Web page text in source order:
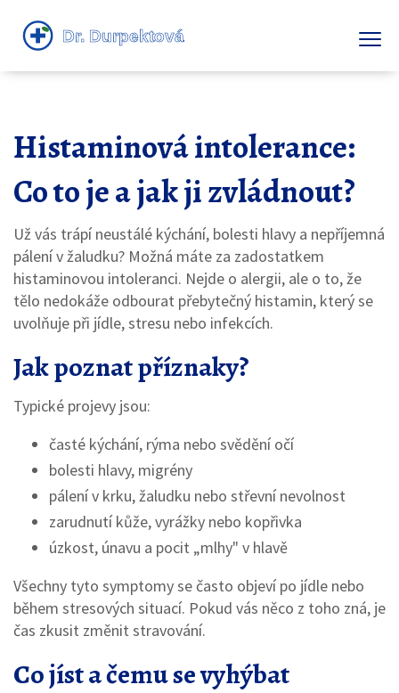
Histaminová intolerance:
Co to je a jak ji zvládnout?
Už vás trápí neustálé kýchání, bolesti hlavy a nepříjemná
pálení v žaludku? Možná máte za zados­tatkem
histaminovou intoleranci. Nejde o alergii, ale o to, že
tělo nedokáže odbourat přebytečný histamin, který se
uvolňuje při jídle, stresu nebo infekcích.
Jak poznat příznaky?
Typické projevy jsou:
časté kýchání, rýma nebo svědění očí
bolesti hlavy, migrény
pálení v krku, žaludku nebo střevní nevolnost
zarudnutí kůže, vyrážky nebo kopřivka
úzkost, únavu a pocit „mlhy" v hlavě
Všechny tyto symptomy se často objeví po jídle nebo
během stresových situací. Pokud vás něco z toho zná, je
čas zkusit změnit stravování.
Co jíst a čemu se vyhýbat